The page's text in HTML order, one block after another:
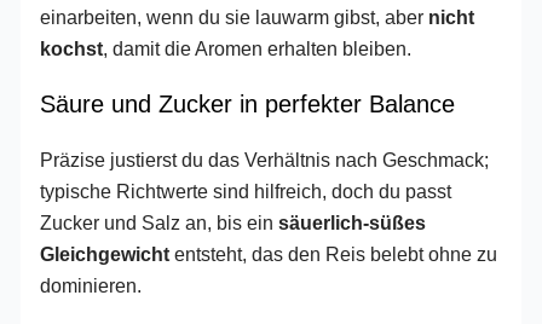
einarbeiten, wenn du sie lauwarm gibst, aber nicht
kochst, damit die Aromen erhalten bleiben.
Säure und Zucker in perfekter Balance
Präzise justierst du das Verhältnis nach Geschmack;
typische Richtwerte sind hilfreich, doch du passt
Zucker und Salz an, bis einsäuerlich-süßes
Gleichgewicht entsteht, das den Reis belebt ohne zu
dominieren.